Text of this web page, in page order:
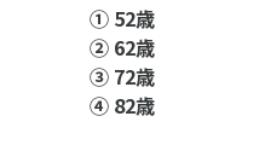
① 52歳
② 62歳
③ 72歳
④ 82歳